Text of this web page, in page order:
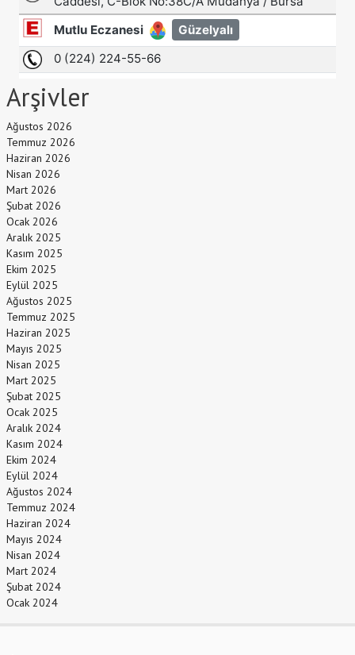
Arşivler
Ağustos 2026
Temmuz 2026
Haziran 2026
Nisan 2026
Mart 2026
Şubat 2026
Ocak 2026
Aralık 2025
Kasım 2025
Ekim 2025
Eylül 2025
Ağustos 2025
Temmuz 2025
Haziran 2025
Mayıs 2025
Nisan 2025
Mart 2025
Şubat 2025
Ocak 2025
Aralık 2024
Kasım 2024
Ekim 2024
Eylül 2024
Ağustos 2024
Temmuz 2024
Haziran 2024
Mayıs 2024
Nisan 2024
Mart 2024
Şubat 2024
Ocak 2024